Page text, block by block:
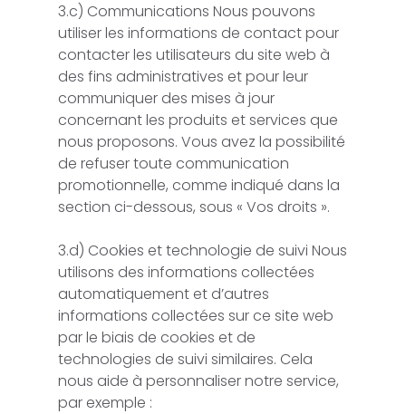
3.c) Communications Nous pouvons
utiliser les informations de contact pour
contacter les utilisateurs du site web à
des fins administratives et pour leur
communiquer des mises à jour
concernant les produits et services que
nous proposons. Vous avez la possibilité
de refuser toute communication
promotionnelle, comme indiqué dans la
section ci-dessous, sous « Vos droits ».
3.d) Cookies et technologie de suivi Nous
utilisons des informations collectées
automatiquement et d’autres
informations collectées sur ce site web
par le biais de cookies et de
technologies de suivi similaires. Cela
nous aide à personnaliser notre service,
par exemple :